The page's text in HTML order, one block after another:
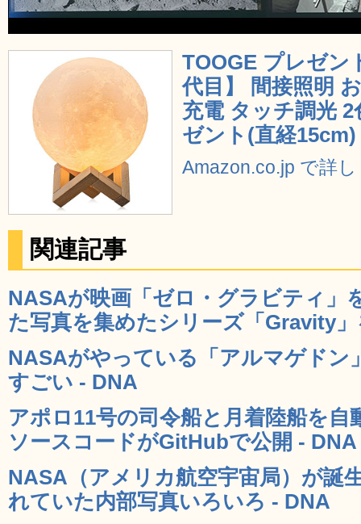
TOOGE プレゼン
代目】 間接照明
充電 タッチ調光
ゼント(直経15cm)
Amazon.co.jp で詳
関連記事
NASAが映画「ゼロ・グラビティ」
た写真を集めたシリーズ「Gravity
NASAがやっている「アルマゲドン
すごい - DNA
アポロ11号の司令船と月着陸船を
ソースコードがGitHubで公開 - DNA
NASA（アメリカ航空宇宙局）が誕
れていた内部写真いろいろ - DNA